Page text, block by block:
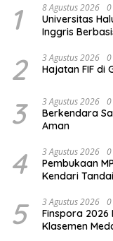
1 8 Agustus 2026
Universitas
Inggris
2 3 Agustus 2026
Hajatan FIF di
3 3 Agustus 2026
Berkendara
Aman
4 3 Agustus 2026
Pembukaan
Kendari
5 3 Agustus 2026
Finspora 2026
Klasemen